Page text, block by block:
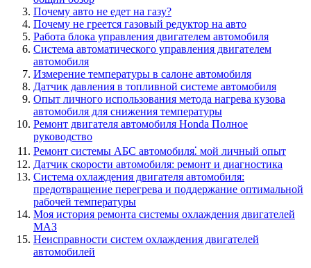
Почему авто не едет на газу?
Почему не греется газовый редуктор на авто
Работа блока управления двигателем автомобиля
Система автоматического управления двигателем
автомобиля
Измерение температуры в салоне автомобиля
Датчик давления в топливной системе автомобиля
Опыт личного использования метода нагрева кузова
автомобиля для снижения температуры
Ремонт двигателя автомобиля Honda Полное
руководство
Ремонт системы АБС автомобиля⁚ мой личный опыт
Датчик скорости автомобиля: ремонт и диагностика
Система охлаждения двигателя автомобиля:
предотвращение перегрева и поддержание оптимальной
рабочей температуры
Моя история ремонта системы охлаждения двигателей
МАЗ
Неисправности систем охлаждения двигателей
автомобилей